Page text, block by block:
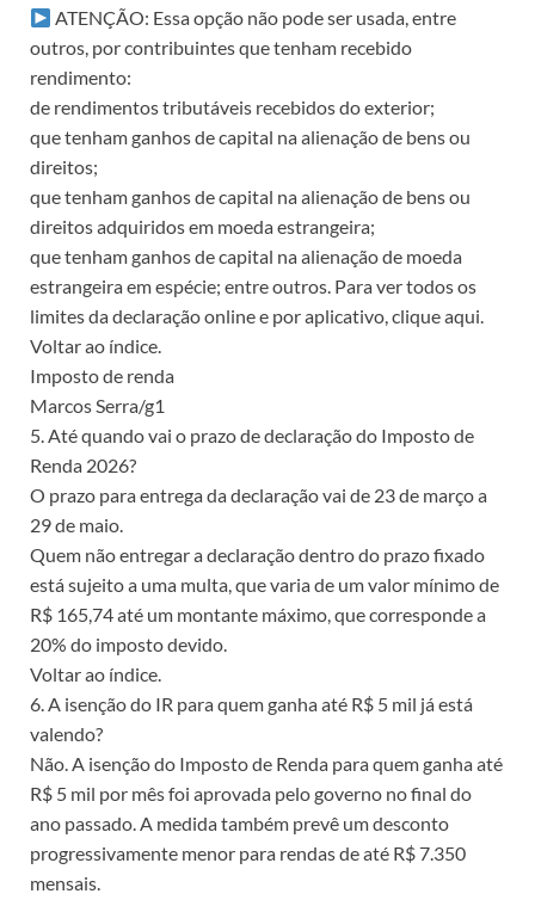
ATENÇÃO: Essa opção não pode ser usada, entre
outros, por contribuintes que tenham recebido
rendimento:
de rendimentos tributáveis recebidos do exterior;
que tenham ganhos de capital na alienação de bens ou
direitos;
que tenham ganhos de capital na alienação de bens ou
direitos adquiridos em moeda estrangeira;
que tenham ganhos de capital na alienação de moeda
estrangeira em espécie; entre outros. Para ver todos os
limites da declaração online e por aplicativo, clique aqui.
Voltar ao índice.
Imposto de renda
Marcos Serra/g1
5. Até quando vai o prazo de declaração do Imposto de
Renda 2026?
O prazo para entrega da declaração vai de 23 de março a
29 de maio.
Quem não entregar a declaração dentro do prazo fixado
está sujeito a uma multa, que varia de um valor mínimo de
R$ 165,74 até um montante máximo, que corresponde a
20% do imposto devido.
Voltar ao índice.
6. A isenção do IR para quem ganha até R$ 5 mil já está
valendo?
Não. A isenção do Imposto de Renda para quem ganha até
R$ 5 mil por mês foi aprovada pelo governo no final do
ano passado. A medida também prevê um desconto
progressivamente menor para rendas de até R$ 7.350
mensais.